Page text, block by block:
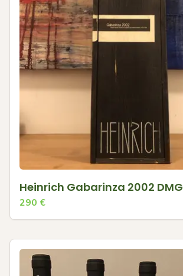
Heinrich Gabarinza 2002 DMG
290 €